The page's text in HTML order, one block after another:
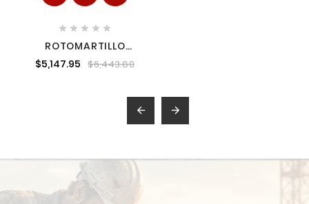
    
ROTOMARTILLO
ATORNILLADOR 18 V
MAKITA DHP482RFE
$5,147.95 $6,443.80
 